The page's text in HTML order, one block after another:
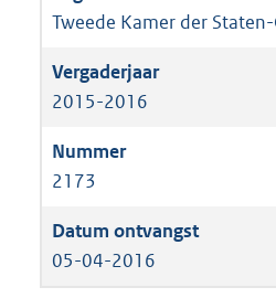
Tweede Kamer der
2015-2016
2173
05-04-2016